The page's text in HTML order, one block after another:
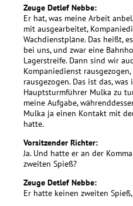
Zeuge Detlef Nebbe:
Er hat, was meine Arbeit
mit ausgearbeitet,
Wachdienstpläne. Das heißt,
bei uns, und zwar eine
Lagerstreife. Dann sind wir
Kompaniedienst
rausgezogen. Das ist das, was
Hauptsturmführer Mulka zu
meine Aufgabe,
Mulka ja einen Kontakt mit
hatte.
Vorsitzender Richter:
Ja. Und hatte er an der
zweiten Spieß?
Zeuge Detlef Nebbe:
Er hatte keinen zweiten